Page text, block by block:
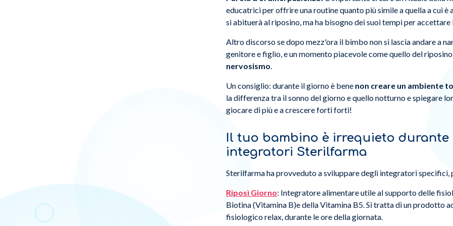
educatrici per offrire una routine quanto più simile a quella a cui
si abituerà al riposino, ma ha bisogno dei suoi tempi per
Altro discorso se dopo mezz'ora il bimbo non si lascia andare a
genitore e figlio, e un momento piacevole come quello del
nervosismo.
Un consiglio: durante il giorno è bene non creare un ambiente
la differenza tra il sonno del giorno e quello notturno e spiegare
giocare di più e a crescere forti forti!
Il tuo bambino è irrequieto durante
integratori Sterilfarma
Sterilfarma ha provveduto a sviluppare degli integratori specifici,
Riposì Giorno: Integratore alimentare utile al supporto delle
Biotina (Vitamina B)e della Vitamina B5. Si tratta di un prodotto
fisiologico relax, durante le ore della giornata.